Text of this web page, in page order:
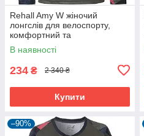
Rehall Amy W жіночий
лонгслів для велоспорту,
комфортний та
вологовідвідний, з
подовженою спинкою.
В наявності
234 ₴ 2 340 ₴
Купити
–90%